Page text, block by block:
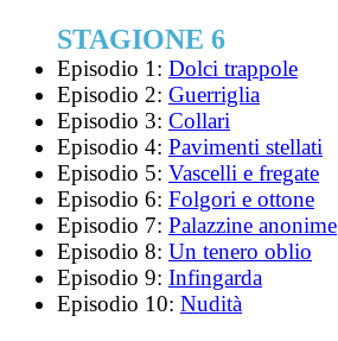
STAGIONE 6
Episodio 1: Dolci trappole
Episodio 2: Guerriglia
Episodio 3: Collari
Episodio 4: Pavimenti stellati
Episodio 5: Vascelli e fregate
Episodio 6: Folgori e ottone
Episodio 7: Palazzine anonime
Episodio 8: Un tenero oblio
Episodio 9: Infingarda
Episodio 10: Nudità